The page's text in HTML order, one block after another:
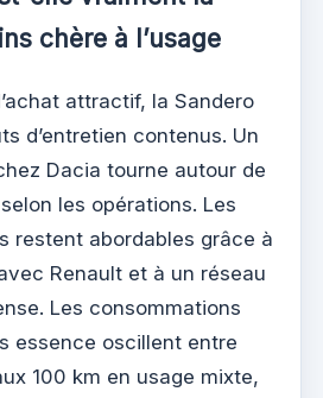
chère à l’usage
attractif, la Sandero
d’entretien contenus. Un
Dacia tourne autour de
les opérations. Les
restent abordables grâce à
Renault et à un réseau
Les consommations
essence oscillent entre
100 km en usage mixte,